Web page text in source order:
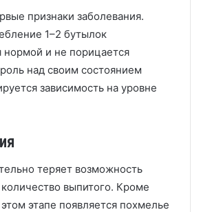
признаки заболевания.
1–2 бутылок
нормой и не порицается
над своим состоянием
зависимость на уровне
теряет возможность
выпитого. Кроме
этапе появляется похмелье